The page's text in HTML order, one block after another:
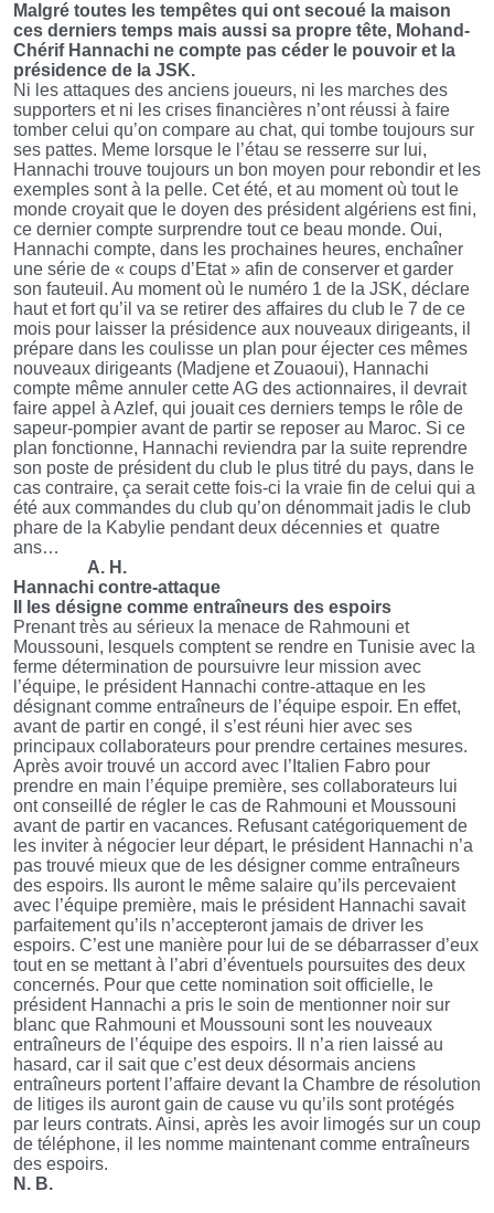
Malgré toutes les tempêtes qui ont secoué la maison
ces derniers temps mais aussi sa propre tête, Mohand-
Chérif Hannachi ne compte pas céder le pouvoir et la
présidence de la JSK.
Ni les attaques des anciens joueurs, ni les marches des
supporters et ni les crises financières n’ont réussi à faire
tomber celui qu’on compare au chat, qui tombe toujours sur
ses pattes. Meme lorsque le l’étau se resserre sur lui,
Hannachi trouve toujours un bon moyen pour rebondir et les
exemples sont à la pelle. Cet été, et au moment où tout le
monde croyait que le doyen des président algériens est fini,
ce dernier compte surprendre tout ce beau monde. Oui,
Hannachi compte, dans les prochaines heures, enchaîner
une série de « coups d’Etat » afin de conserver et garder
son fauteuil. Au moment où le numéro 1 de la JSK, déclare
haut et fort qu’il va se retirer des affaires du club le 7 de ce
mois pour laisser la présidence aux nouveaux dirigeants, il
prépare dans les coulisse un plan pour éjecter ces mêmes
nouveaux dirigeants (Madjene et Zouaoui), Hannachi
compte même annuler cette AG des actionnaires, il devrait
faire appel à Azlef, qui jouait ces derniers temps le rôle de
sapeur-pompier avant de partir se reposer au Maroc. Si ce
plan fonctionne, Hannachi reviendra par la suite reprendre
son poste de président du club le plus titré du pays, dans le
cas contraire, ça serait cette fois-ci la vraie fin de celui qui a
été aux commandes du club qu’on dénommait jadis le club
phare de la Kabylie pendant deux décennies et quatre
ans…
A. H.
Hannachi contre-attaque
Il les désigne comme entraîneurs des espoirs
Prenant très au sérieux la menace de Rahmouni et
Moussouni, lesquels comptent se rendre en Tunisie avec la
ferme détermination de poursuivre leur mission avec
l’équipe, le président Hannachi contre-attaque en les
désignant comme entraîneurs de l’équipe espoir. En effet,
avant de partir en congé, il s’est réuni hier avec ses
principaux collaborateurs pour prendre certaines mesures.
Après avoir trouvé un accord avec l’Italien Fabro pour
prendre en main l’équipe première, ses collaborateurs lui
ont conseillé de régler le cas de Rahmouni et Moussouni
avant de partir en vacances. Refusant catégoriquement de
les inviter à négocier leur départ, le président Hannachi n’a
pas trouvé mieux que de les désigner comme entraîneurs
des espoirs. Ils auront le même salaire qu’ils percevaient
avec l’équipe première, mais le président Hannachi savait
parfaitement qu’ils n’accepteront jamais de driver les
espoirs. C’est une manière pour lui de se débarrasser d’eux
tout en se mettant à l’abri d’éventuels poursuites des deux
concernés. Pour que cette nomination soit officielle, le
président Hannachi a pris le soin de mentionner noir sur
blanc que Rahmouni et Moussouni sont les nouveaux
entraîneurs de l’équipe des espoirs. Il n’a rien laissé au
hasard, car il sait que c’est deux désormais anciens
entraîneurs portent l’affaire devant la Chambre de résolution
de litiges ils auront gain de cause vu qu’ils sont protégés
par leurs contrats. Ainsi, après les avoir limogés sur un coup
de téléphone, il les nomme maintenant comme entraîneurs
des espoirs.
N. B.